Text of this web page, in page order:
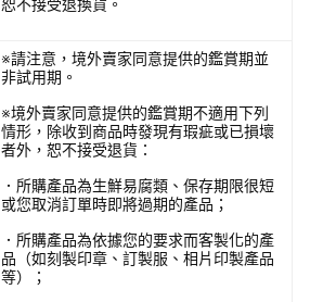
恕不接受退換貨。
※請注意，境外賣家同意提供的鑑賞期並
非試用期。
※境外賣家同意提供的鑑賞期不適用下列
情形，除收到商品時發現有瑕疵或已損壞
者外，恕不接受退貨：
．所購產品為生鮮易腐類、保存期限很短
或您取消訂單時即將過期的產品；
．所購產品為依據您的要求而客製化的產
品（如刻製印章、訂製服、相片印製產品
等）；